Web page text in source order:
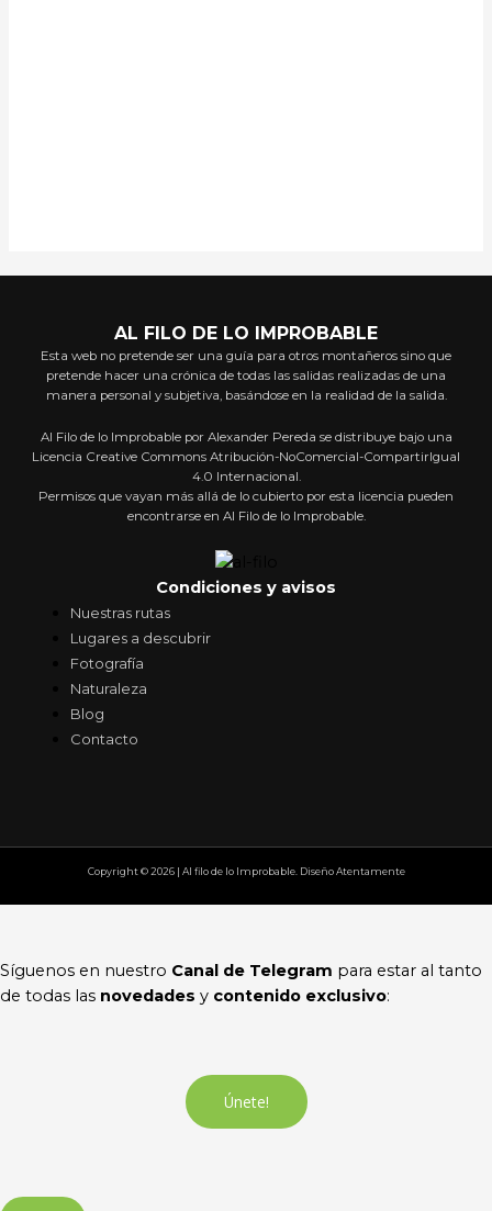
AL FILO DE LO IMPROBABLE
Esta web no pretende ser una guía para otros montañeros sino que
pretende hacer una crónica de todas las salidas realizadas de una
manera personal y subjetiva, basándose en la realidad de la salida.
Al Filo de lo Improbable por Alexander Pereda se distribuye bajo una
Licencia Creative Commons Atribución-NoComercial-CompartirIgual
4.0 Internacional.
Permisos que vayan más allá de lo cubierto por esta licencia pueden
encontrarse en Al Filo de lo Improbable.
Condiciones y avisos
Nuestras rutas
Lugares a descubrir
Fotografía
Naturaleza
Blog
Contacto
Copyright © 2026 | Al filo de lo Improbable. Diseño Atentamente
Síguenos en nuestro Canal de Telegram para estar al tanto
de todas las novedades y contenido exclusivo:
Únete!